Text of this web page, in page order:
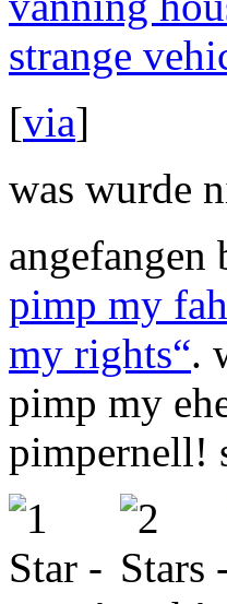
strange
[via]
was wurde
angefangen
pimp my
my rights“.
pimp my
pimpernell!